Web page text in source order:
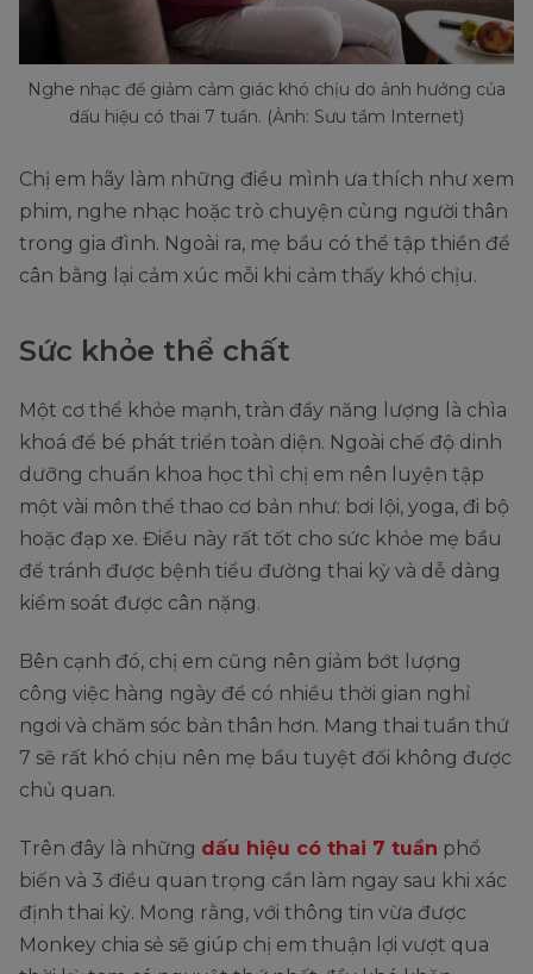
Nghe nhạc để giảm cảm giác khó chịu do ảnh hưởng của
dấu hiệu có thai 7 tuần. (Ảnh: Sưu tầm Internet)
Chị em hãy làm những điều mình ưa thích như xem
phim, nghe nhạc hoặc trò chuyện cùng người thân
trong gia đình. Ngoài ra, mẹ bầu có thể tập thiền để
cân bằng lại cảm xúc mỗi khi cảm thấy khó chịu.
Sức khỏe thể chất
Một cơ thể khỏe mạnh, tràn đầy năng lượng là chìa
khoá để bé phát triển toàn diện. Ngoài chế độ dinh
dưỡng chuẩn khoa học thì chị em nên luyện tập
một vài môn thể thao cơ bản như: bơi lội, yoga, đi bộ
hoặc đạp xe. Điều này rất tốt cho sức khỏe mẹ bầu
để tránh được bệnh tiểu đường thai kỳ và dễ dàng
kiểm soát được cân nặng.
Bên cạnh đó, chị em cũng nên giảm bớt lượng
công việc hàng ngày để có nhiều thời gian nghỉ
ngơi và chăm sóc bản thân hơn. Mang thai tuần thứ
7 sẽ rất khó chịu nên mẹ bầu tuyệt đối không được
chủ quan.
Trên đây là những dấu hiệu có thai 7 tuần phổ
biến và 3 điều quan trọng cần làm ngay sau khi xác
định thai kỳ. Mong rằng, với thông tin vừa được
Monkey chia sẻ sẽ giúp chị em thuận lợi vượt qua